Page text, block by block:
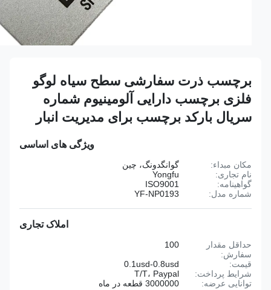
برچسب ذرت سفارشی سطح سیاه لوگو
فلزی برچسب دارایی آلومینیوم شماره
سریال بارکد برچسب برای مدیریت انبار
ویژگی های اساسی
مکان مبداء:
گوانگدونگ، چین
نام تجاری:
Yongfu
گواهینامه:
ISO9001
شماره مدل:
YF-NP0193
املاک تجاری
حداقل مقدار
سفارش:
قیمت:
0.1usd-0.8usd
شرایط پرداخت:
T/T، Paypal
توانایی عرضه:
3000000 قطعه در ماه